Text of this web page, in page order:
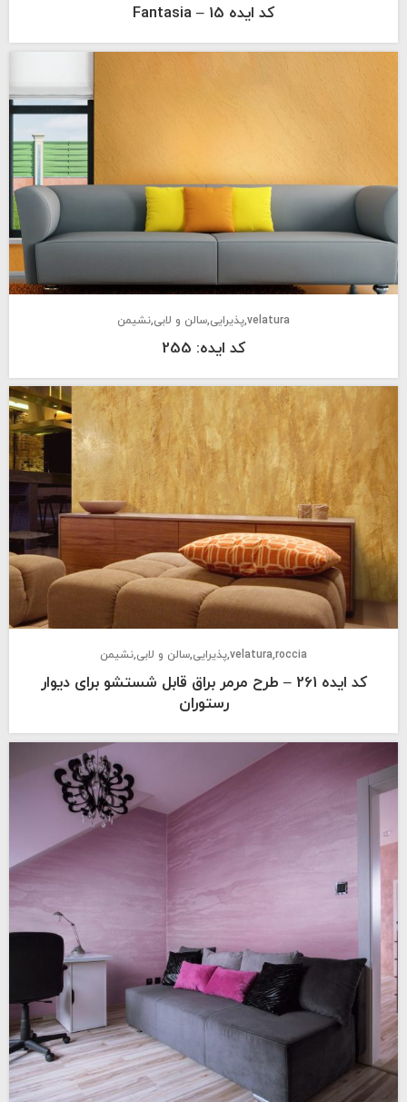
کد ایده 15 – Fantasia
velaturaپذیرایی سالن و لابی نشیمن
کد ایده: 255
roccia
velaturaپذیرایی سالن و لابی نشیمن
کد ایده 261 – طرح مرمر براق قابل شستشو برای دیوار
رستوران